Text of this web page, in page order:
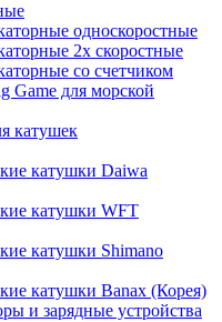
односкоростные
2х скоростные
со счетчиком
Game для морской
катушек
катушки Daiwa
катушки WFT
катушки Shimano
катушки Banax (Корея)
и зарядные устройства